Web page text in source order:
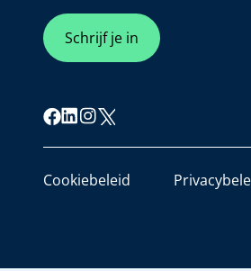
Schrijf je in
Cookiebeleid